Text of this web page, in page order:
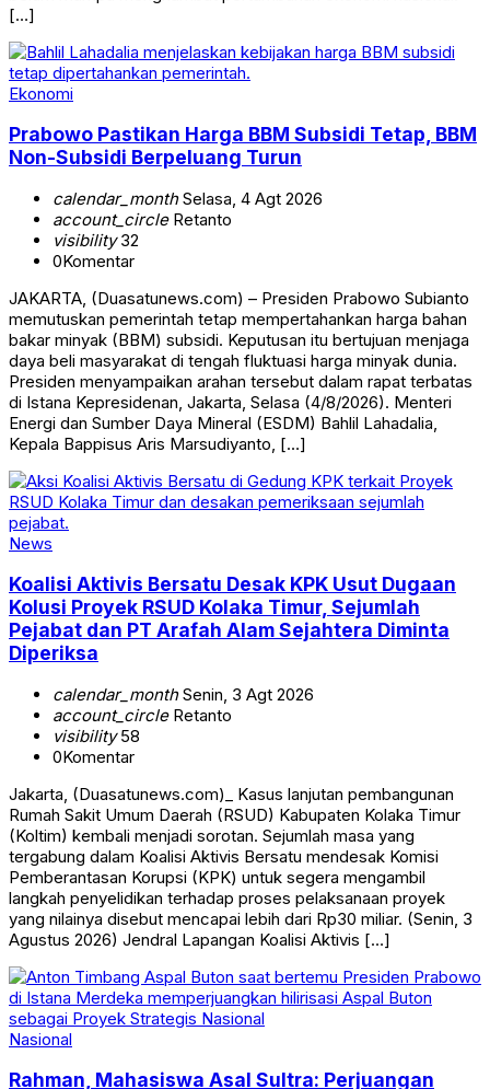
[…]
Ekonomi
Prabowo Pastikan Harga BBM Subsidi Tetap, BBM
Non-Subsidi Berpeluang Turun
calendar_monthSelasa, 4 Agt 2026
account_circleRetanto
visibility32
0Komentar
JAKARTA, (Duasatunews.com) – Presiden Prabowo Subianto
memutuskan pemerintah tetap mempertahankan harga bahan
bakar minyak (BBM) subsidi. Keputusan itu bertujuan menjaga
daya beli masyarakat di tengah fluktuasi harga minyak dunia.
Presiden menyampaikan arahan tersebut dalam rapat terbatas
di Istana Kepresidenan, Jakarta, Selasa (4/8/2026). Menteri
Energi dan Sumber Daya Mineral (ESDM) Bahlil Lahadalia,
Kepala Bappisus Aris Marsudiyanto, […]
News
Koalisi Aktivis Bersatu Desak KPK Usut Dugaan
Kolusi Proyek RSUD Kolaka Timur, Sejumlah
Pejabat dan PT Arafah Alam Sejahtera Diminta
Diperiksa
calendar_monthSenin, 3 Agt 2026
account_circleRetanto
visibility58
0Komentar
Jakarta, (Duasatunews.com)_ Kasus lanjutan pembangunan
Rumah Sakit Umum Daerah (RSUD) Kabupaten Kolaka Timur
(Koltim) kembali menjadi sorotan. Sejumlah masa yang
tergabung dalam Koalisi Aktivis Bersatu mendesak Komisi
Pemberantasan Korupsi (KPK) untuk segera mengambil
langkah penyelidikan terhadap proses pelaksanaan proyek
yang nilainya disebut mencapai lebih dari Rp30 miliar. (Senin, 3
Agustus 2026) Jendral Lapangan Koalisi Aktivis […]
Nasional
Rahman, Mahasiswa Asal Sultra: Perjuangan